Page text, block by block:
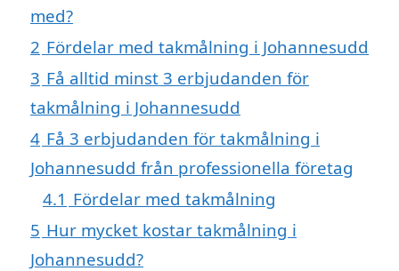
med?
2 Fördelar med takmålning i Johannesudd
3 Få alltid minst 3 erbjudanden för
takmålning i Johannesudd
4 Få 3 erbjudanden för takmålning i
Johannesudd från professionella företag
4.1 Fördelar med takmålning
5 Hur mycket kostar takmålning i
Johannesudd?